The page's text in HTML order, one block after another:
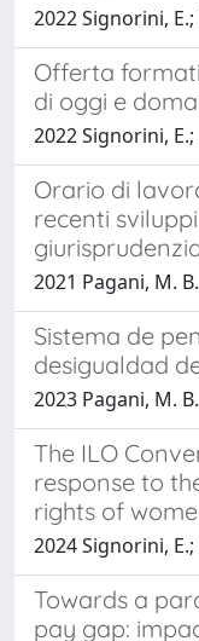
2022 Signorini,
Offerta
di oggi e
2022 Signorini, E.;
Orario di
recenti
2021 Pagani, M. B.
Sistema de
desigualdad
2023 Pagani, M. B.
The ILO
response to
rights of
2024 Signorini,
Towards a
pay gap: